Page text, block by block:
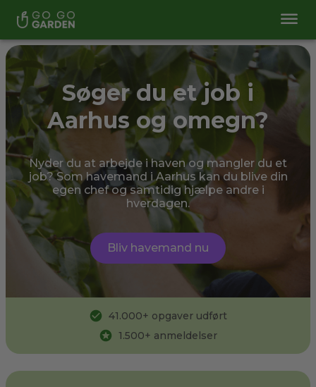
Søger du et job i
Aarhus og omegn?
Nyder du at arbejde i haven og mangler du et
job? Som havemand i Aarhus kan du blive din
egen chef og samtidig hjælpe andre i
hverdagen.
Bliv havemand nu
41.000+ opgaver udført
1.500+ anmeldelser